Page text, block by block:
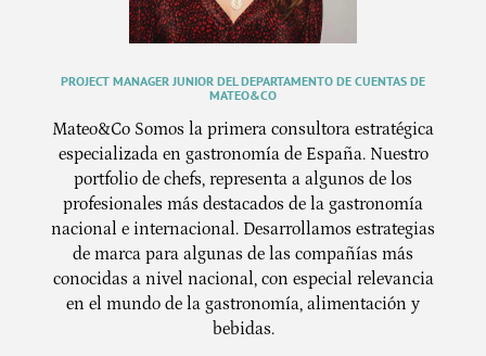
PROJECT MANAGER JUNIOR DEL DEPARTAMENTO DE CUENTAS DE
MATEO&CO
Mateo&Co Somos la primera consultora estratégica
especializada en gastronomía de España. Nuestro
portfolio de chefs, representa a algunos de los
profesionales más destacados de la gastronomía
nacional e internacional. Desarrollamos estrategias
de marca para algunas de las compañías más
conocidas a nivel nacional, con especial relevancia
en el mundo de la gastronomía, alimentación y
bebidas.